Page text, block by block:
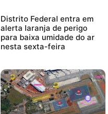
Distrito Federal entra em
alerta laranja de perigo
para baixa umidade do ar
nesta sexta-feira